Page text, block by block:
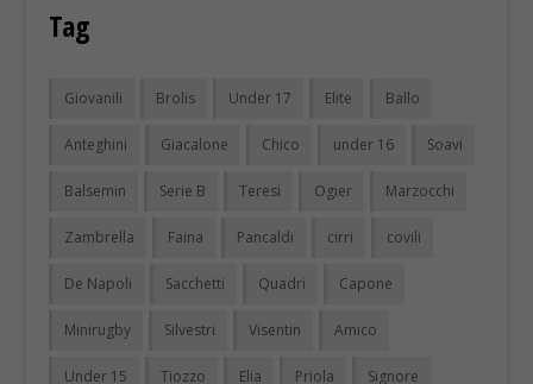
Tag
Giovanili Brolis Under 17 Elite Ballo
Anteghini Giacalone Chico under 16 Soavi
Balsemin Serie B Teresi Ogier Marzocchi
Zambrella Faina Pancaldi cirri covili
De Napoli Sacchetti Quadri Capone
Minirugby Silvestri Visentin Amico
Under 15 Tiozzo Elia Priola Signore